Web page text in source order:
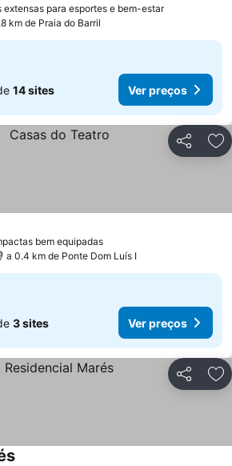
extensas para esportes e bem-estar
km de Praia do Barril
14 sites Ver preços
Partilhar
bem equipadas
a 0.4 km de Ponte Dom Luís I
3 sites Ver preços
Partilhar